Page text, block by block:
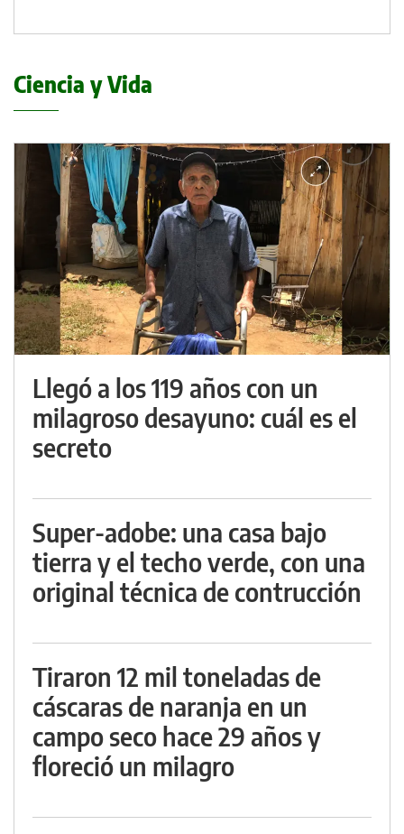
Ciencia y Vida
Llegó a los 119 años con un
milagroso desayuno: cuál es el
secreto
Super-adobe: una casa bajo
tierra y el techo verde, con una
original técnica de contrucción
Tiraron 12 mil toneladas de
cáscaras de naranja en un
campo seco hace 29 años y
floreció un milagro